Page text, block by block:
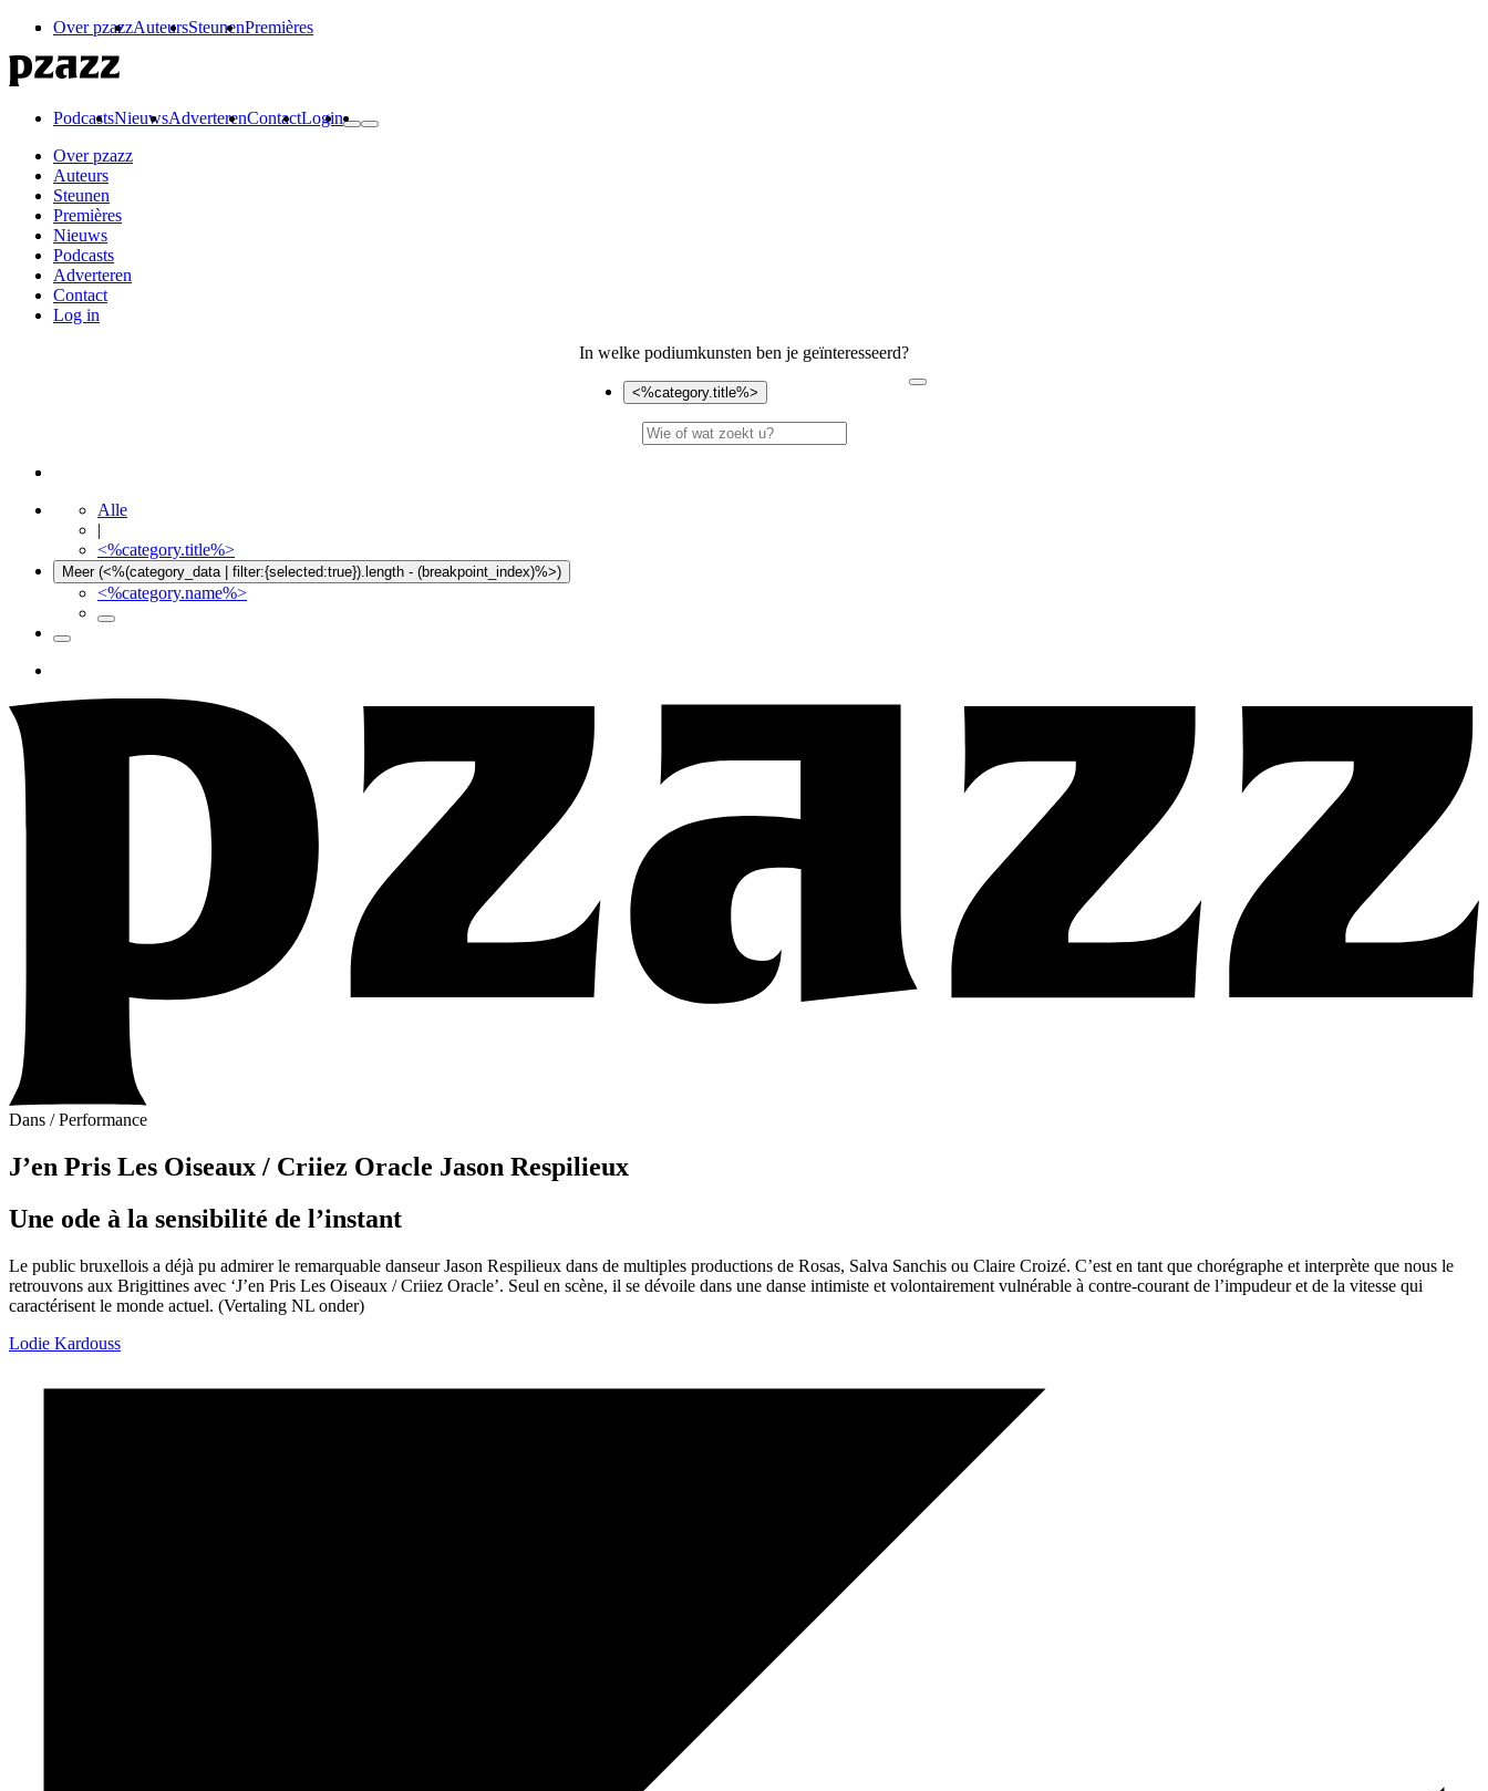
Over pzazzAuteursSteunenPremières
PodcastsNieuwsAdverterenContactLogin
Over pzazz
Auteurs
Steunen
Premières
Nieuws
Podcasts
Adverteren
Contact
Log in
In welke podiumkunsten ben je geïnteresseerd?
<%category.title%>
Alle
|
<%category.title%>
Meer (<%(category_data | filter:{selected:true}).length - (breakpoint_index)%>)
<%category.name%>
Dans /Performance
J’en Pris Les Oiseaux / Criiez Oracle Jason Respilieux
Une ode à la sensibilité de l’instant
Le public bruxellois a déjà pu admirer le remarquable danseur Jason Respilieux dans de multiples productions de Rosas, Salva Sanchis ou Claire Croizé. C’est en tant que chorégraphe et interprète que nous le
retrouvons aux Brigittines avec ‘J’en Pris Les Oiseaux / Criiez Oracle’. Seul en scène, il se dévoile dans une danse intimiste et volontairement vulnérable à contre-courant de l’impudeur et de la vitesse qui
caractérisent le monde actuel. (Vertaling NL onder)
Lodie Kardouss